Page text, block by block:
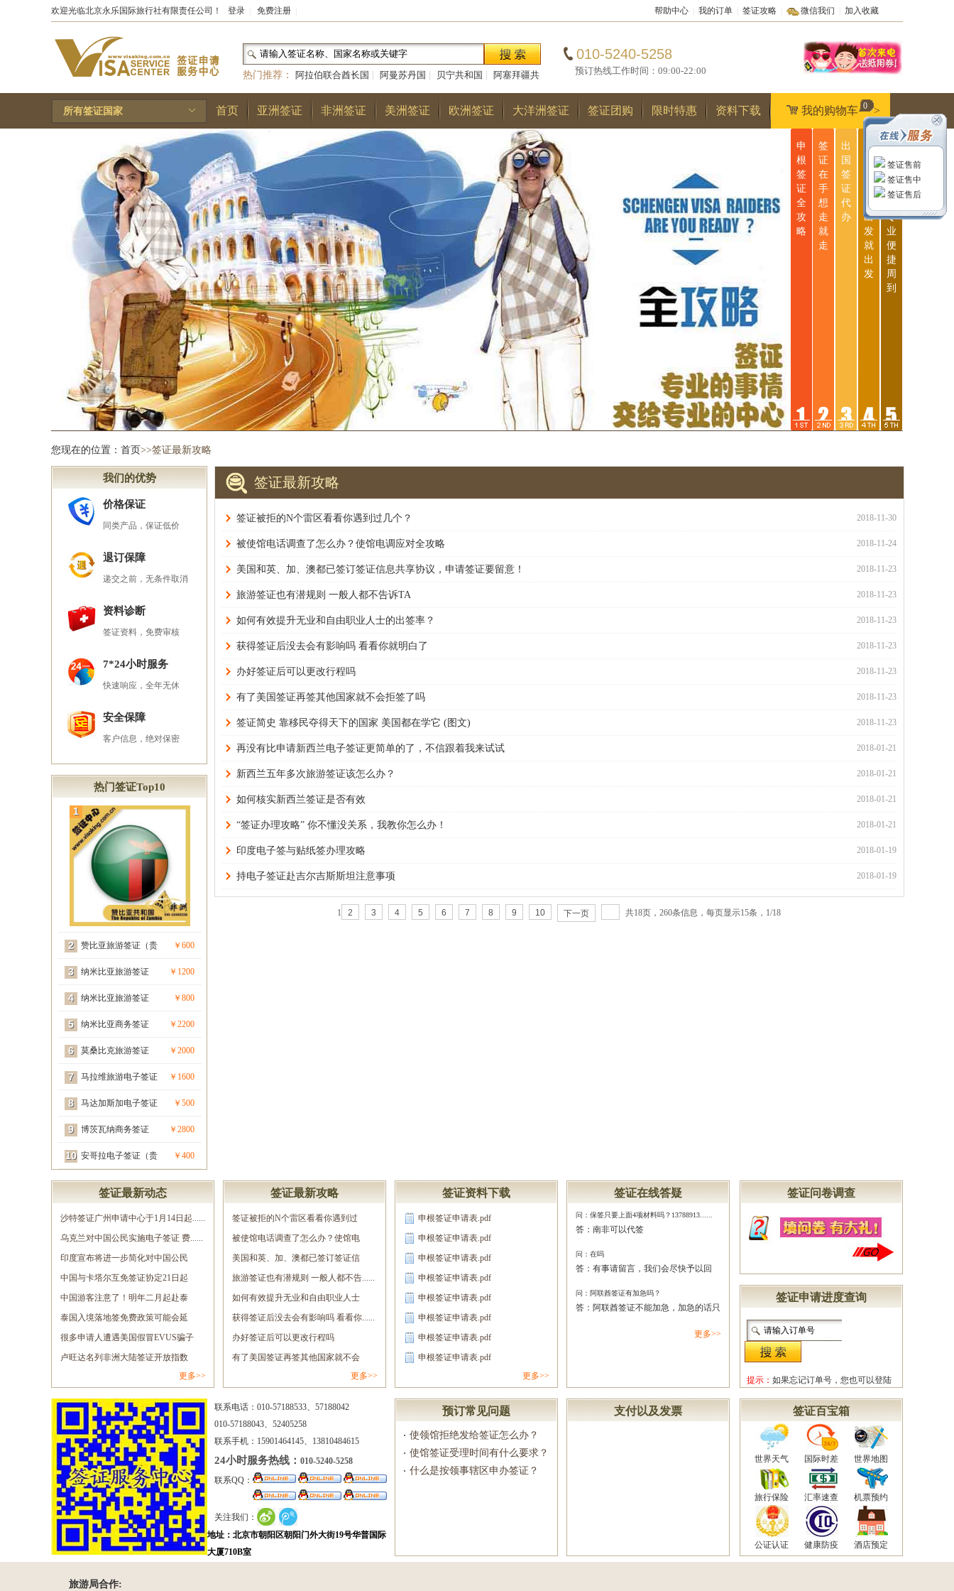
欢迎光临北京永乐国际旅行社有限责任公司！ 登录 免费注册 帮助中心 我的订单 签证攻略 微信我们 加入收藏
热门推荐： 阿拉伯联合酋长国 阿曼苏丹国 贝宁共和国
阿塞拜疆共
和国|布基纳法索|巴勒斯坦国|阿尔巴尼亚共和国|多哥共和国|巴
林王国|安道尔公国|
010-5240-5258
预订热线工作时间：09:00-22:00
所有签证国家 首页 亚洲签证 非洲签证 美洲签证 欧洲签证 大洋洲签证 签证团购 限时特惠 资料下载 我的购物车 >
0
申
根
签
证
全
攻
略
签
证
在
手
想
走
就
走
出
国
签
证
代
办
无
说
出
发
就
出
发
一
站
式
服
专
业
便
捷
周
到
您现在的位置： 首页>>签证最新攻略
我们的优势
价格保证
同类产品，保证低价
退订保障
递交之前，无条件取消
资料诊断
签证资料，免费审核
7*24小时服务
快速响应，全年无休
安全保障
客户信息，绝对保密
热门签证Top10
1
赞比亚旅游签证（贵
宾签）
￥600
2
纳米比亚旅游签证
（贵宾签）
￥1200
3
纳米比亚旅游签证 ￥800
4
纳米比亚商务签证
（贵宾签）
￥2200
5
莫桑比克旅游签证
（贵宾签）
￥2000
6
马拉维旅游电子签证
（贵宾签）
￥1600
7
马达加斯加电子签证
（贵宾签）
￥500
8
博茨瓦纳商务签证
（贵宾签）
￥2800
9
安哥拉电子签证（贵
宾签）
￥400
10
签证最新攻略
签证被拒的N个雷区看看你遇到过几个？ 2018-11-30
被使馆电话调查了怎么办？使馆电调应对全攻略 2018-11-24
美国和英、加、澳都已签订签证信息共享协议，申请签证要留意！ 2018-11-23
旅游签证也有潜规则 一般人都不告诉TA 2018-11-23
如何有效提升无业和自由职业人士的出签率？ 2018-11-23
获得签证后没去会有影响吗 看看你就明白了 2018-11-23
办好签证后可以更改行程吗 2018-11-23
有了美国签证再签其他国家就不会拒签了吗 2018-11-23
签证简史 靠移民夺得天下的国家 美国都在学它 (图文) 2018-11-23
再没有比申请新西兰电子签证更简单的了，不信跟着我来试试 2018-01-21
新西兰五年多次旅游签证该怎么办？ 2018-01-21
如何核实新西兰签证是否有效 2018-01-21
“签证办理攻略” 你不懂没关系，我教你怎么办！ 2018-01-21
印度电子签与贴纸签办理攻略 2018-01-19
持电子签证赴吉尔吉斯斯坦注意事项 2018-01-19
1 2 3 4 5 6 7 8 9 10 下一页 共18页，260条信息，每页显示15条，1/18
签证最新动态
沙特签证广州申请中心于1月14日起......
乌克兰对中国公民实施电子签证 费......
印度宣布将进一步简化对中国公民
签......
中国与卡塔尔互免签证协定21日起
正......
中国游客注意了！明年二月起赴泰
旅......
泰国入境落地签免费政策可能会延
长......
很多申请人遭遇美国假冒EVUS骗子
网......
卢旺达名列非洲大陆签证开放指数
更多>>
签证最新攻略
签证被拒的N个雷区看看你遇到过
几......
被使馆电话调查了怎么办？使馆电
调......
美国和英、加、澳都已签订签证信
息......
旅游签证也有潜规则 一般人都不告......
如何有效提升无业和自由职业人士
的......
获得签证后没去会有影响吗 看看你......
办好签证后可以更改行程吗
有了美国签证再签其他国家就不会
更多>>
签证资料下载
申根签证申请表.pdf
申根签证申请表.pdf
申根签证申请表.pdf
申根签证申请表.pdf
申根签证申请表.pdf
申根签证申请表.pdf
申根签证申请表.pdf
申根签证申请表.pdf
更多>>
签证在线答疑
问：保签只要上面4项材料吗？13788913......
答：南非可以代签
问：在吗
答：有事请留言，我们会尽快予以回
问：阿联酋签证有加急吗？
答：阿联酋签证不能加急，加急的话只
更多>>
签证问卷调查
签证申请进度查询
提示： 如果忘记订单号，您也可以登陆
联系电话：010-57188533、57188042
010-57188043、52405258
联系手机：15901464145、13810484615
24小时服务热线： 010-5240-5258
联系QQ：
关注我们：
地址：北京市朝阳区朝阳门外大街19号华普国际
大厦710B室
预订常见问题
使领馆拒绝发给签证怎么办？
使馆签证受理时间有什么要求？
什么是按领事辖区申办签证？
支付以及发票 签证百宝箱
世界天气 国际时差 世界地图
旅行保险 汇率速查 机票预约
公证认证 健康防疫 酒店预定
旅游局合作:
签证售前
签证售中
签证售后